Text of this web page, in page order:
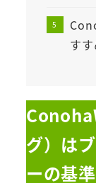
す
グ）は
ーの基